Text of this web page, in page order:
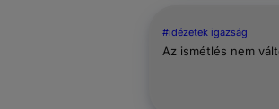
#idézetek igazság
Az ismétlés nem